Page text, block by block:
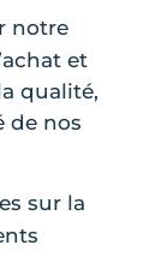
notre
et
qualité,
de nos
sur la